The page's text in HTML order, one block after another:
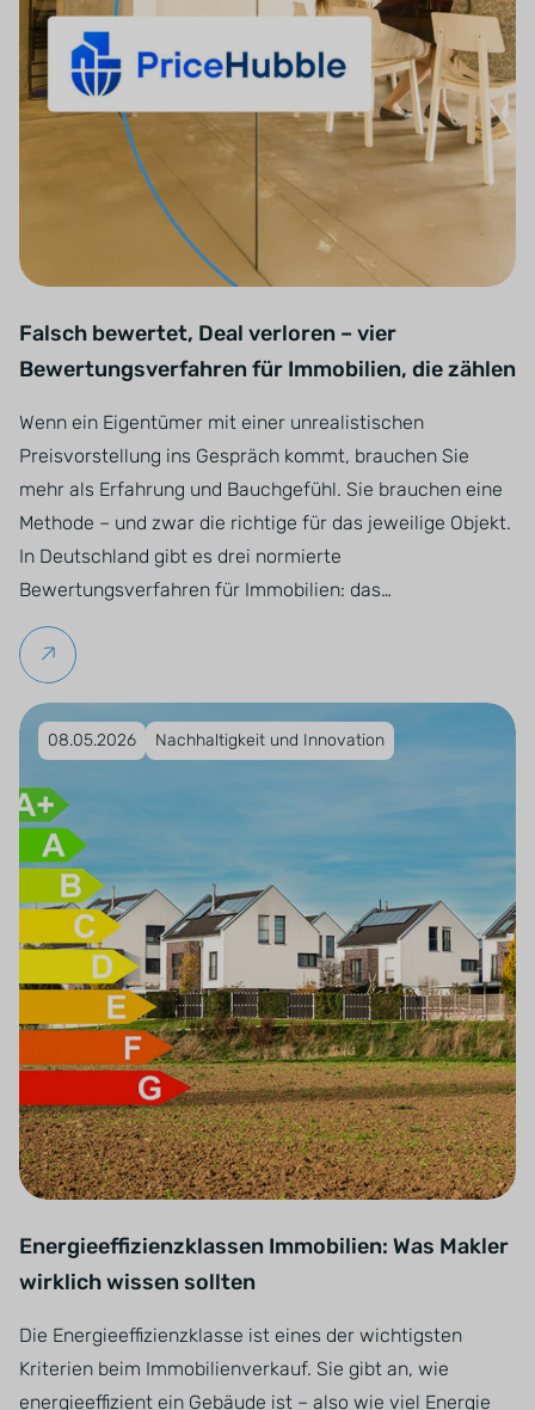
Falsch bewertet, Deal verloren – vier
Bewertungsverfahren für Immobilien, die zählen
Wenn ein Eigentümer mit einer unrealistischen
Preisvorstellung ins Gespräch kommt, brauchen Sie
mehr als Erfahrung und Bauchgefühl. Sie brauchen eine
Methode – und zwar die richtige für das jeweilige Objekt.
In Deutschland gibt es drei normierte
Bewertungsverfahren für Immobilien: das…
Weiterlesen
Veröffentlicht am 08.05.2026
08.05.2026 Nachhaltigkeit und Innovation
Energieeffizienzklassen Immobilien: Was Makler
wirklich wissen sollten
Die Energieeffizienzklasse ist eines der wichtigsten
Kriterien beim Immobilienverkauf. Sie gibt an, wie
energieeffizient ein Gebäude ist – also wie viel Energie